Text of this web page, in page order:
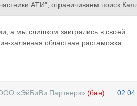
АТИ", ограничиваем поиск
"перевозчик". Дошел до буквы
офис часто на Клд через АТ
чем калининградский
вещь упрямая
а мы слишком заигрались в своей
халявная областная растаможка.
«ЭйБиВи Партнерз» (бан)